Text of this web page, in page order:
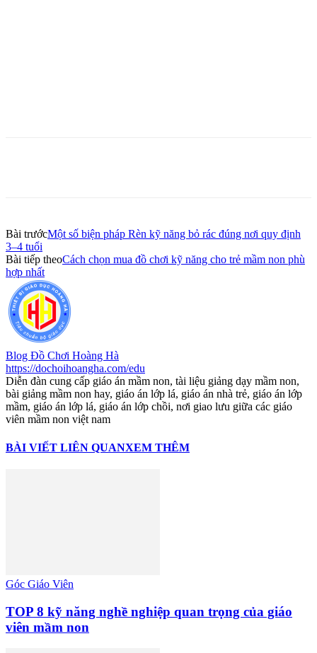
Bài trướcMột số biện pháp Rèn kỹ năng bỏ rác đúng nơi quy định
3–4 tuổi
Bài tiếp theoCách chọn mua đồ chơi kỹ năng cho trẻ mầm non phù
hợp nhất
Blog Đồ Chơi Hoàng Hà
https://dochoihoangha.com/edu
Diễn đàn cung cấp giáo án mầm non, tài liệu giảng dạy mầm non,
bài giảng mầm non hay, giáo án lớp lá, giáo án nhà trẻ, giáo án lớp
mầm, giáo án lớp lá, giáo án lớp chồi, nơi giao lưu giữa các giáo
viên mầm non việt nam
BÀI VIẾT LIÊN QUANXEM THÊM
Góc Giáo Viên
TOP 8 kỹ năng nghề nghiệp quan trọng của giáo
viên mầm non